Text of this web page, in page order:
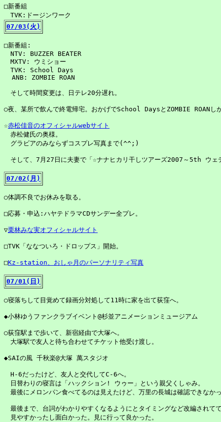
□新番組
07/03(火)
□新番組:
NTV: BUZZER BEATER
MXTV: ウミショー
TVK: School Days
  ANB: ZOMBIE ROAN
そして時間変更は、日テレ20分遅れ。
○夜、某所で飲んで終電帰宅。おかげでSchool DaysとZOMBIE ROAN
☆赤松佳音のオフィシャルwebサイト
赤松健氏の奥様。
グラビアのみならずコスプレ写真まで(^^;)
そして、7月27日に夫妻で「☆ナナヒカリ干しツアーズ2007～5th ウェ
07/02(月)
○体調不良でお休みを取る。
□応募・申込:ハヤテドラマCDサンデー全プレ。
▽栗林みな実オフィシャルサイト
□TVK「ななついろ・ドロップス」開始。
□Kz-station、おしゃ月のパーソナリティ写真
07/01(日)
○寝落ちして目覚めて録画分対処して11時に家を出て荻窪へ。
◆小林ゆうファンクラブイベント@杉並アニメーションミュージアム
○荻窪駅まで歩いて、新宿経由で大塚へ。
大塚駅で友人と待ち合わせてチケット他受け渡し。
◆SAIの風 千秋楽@大塚 萬スタジオ
H-6だったけど、友人と交代してC-6へ。
日替わりの寝言は「ハックション! ウゥー」という親父くしゃみ。
最後にメロンパン食べてるのは見えたけど、万里の長城は確認できなか
最後まで、台詞がわかりやすくなるようにとタイミングなど改編されて
見やすかったし面白かった。見に行って良かった。